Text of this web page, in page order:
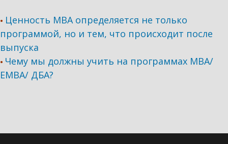
• Ценность MBA определяется не только
программой, но и тем, что происходит после
выпуска
• Чему мы должны учить на программах МВА/
ЕМВА/ ДБА?